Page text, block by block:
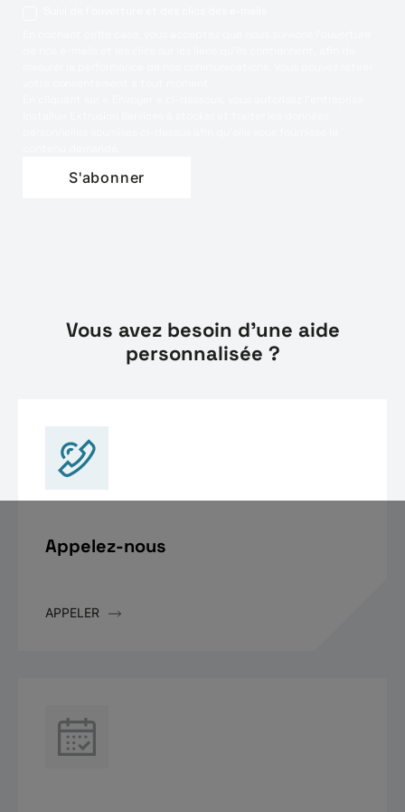
Vous avez besoin d'une aide
personnalisée ?
Appelez-nous
APPELER